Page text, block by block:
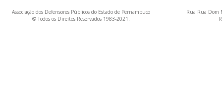
Associação dos Defensores Públicos do Estado de Pernambuco
© Todos os Direitos Reservados 1983-2021.
Rua Rua Dom